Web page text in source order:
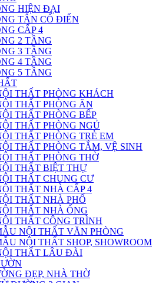
HIỆN ĐẠI
TÂN CỔ ĐIỂN
CẤP 4
2 TẦNG
3 TẦNG
4 TẦNG
5 TẦNG
THẤT PHÒNG KHÁCH
THẤT PHÒNG ĂN
THẤT PHÒNG BẾP
THẤT PHÒNG NGỦ
THẤT PHÒNG TRẺ EM
THẤT PHÒNG TẮM, VỆ SINH
THẤT PHÒNG THỜ
THẤT BIỆT THỰ
THẤT CHUNG CƯ
THẤT NHÀ CẤP 4
THẤT NHÀ PHỐ
THẤT NHÀ ỐNG
THẤT CÔNG TRÌNH
NỘI THẤT VĂN PHÒNG
NỘI THẤT SHOP, SHOWROOM
THẤT LÂU ĐÀI
ĐẸP, NHÀ THỜ